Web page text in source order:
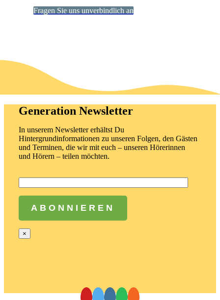
Fragen Sie uns unverbindlich an
Generation Newsletter
In unserem Newsletter erhältst Du
Hintergrundinformationen zu unseren Folgen, den Gästen
und Terminen, die wir mit euch – unseren Hörerinnen
und Hörern – teilen möchten.
×